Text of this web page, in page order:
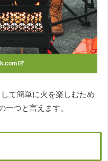
て簡単に火を楽しむため
一つと言えます。